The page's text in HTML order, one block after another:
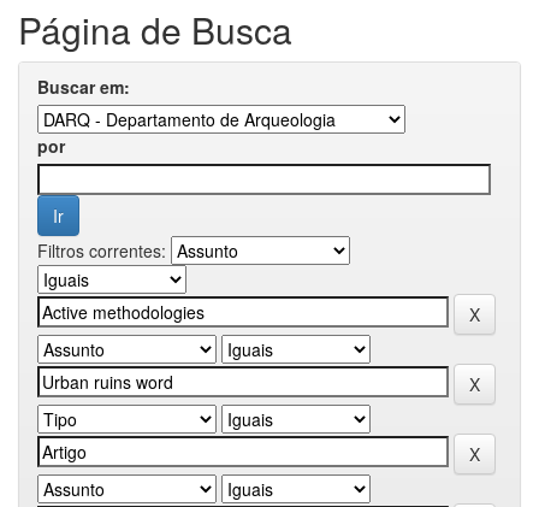
Página de Busca
Buscar em:
por
Filtros correntes: